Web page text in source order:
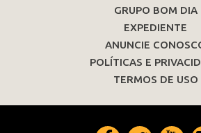
GRUPO BOM DIA
EXPEDIENTE
ANUNCIE
POLÍTICAS E
TERMOS DE USO